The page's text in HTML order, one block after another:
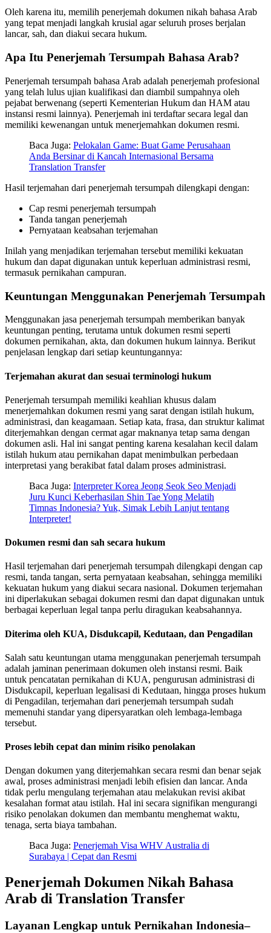
Oleh karena itu, memilih penerjemah dokumen nikah bahasa Arab
yang tepat menjadi langkah krusial agar seluruh proses berjalan
lancar, sah, dan diakui secara hukum.
Apa Itu Penerjemah Tersumpah Bahasa Arab?
Penerjemah tersumpah bahasa Arab adalah penerjemah profesional
yang telah lulus ujian kualifikasi dan diambil sumpahnya oleh
pejabat berwenang (seperti Kementerian Hukum dan HAM atau
instansi resmi lainnya). Penerjemah ini terdaftar secara legal dan
memiliki kewenangan untuk menerjemahkan dokumen resmi.
Baca Juga: Pelokalan Game: Buat Game Perusahaan
Anda Bersinar di Kancah Internasional Bersama
Translation Transfer
Hasil terjemahan dari penerjemah tersumpah dilengkapi dengan:
Cap resmi penerjemah tersumpah
Tanda tangan penerjemah
Pernyataan keabsahan terjemahan
Inilah yang menjadikan terjemahan tersebut memiliki kekuatan
hukum dan dapat digunakan untuk keperluan administrasi resmi,
termasuk pernikahan campuran.
Keuntungan Menggunakan Penerjemah Tersumpah
Menggunakan jasa penerjemah tersumpah memberikan banyak
keuntungan penting, terutama untuk dokumen resmi seperti
dokumen pernikahan, akta, dan dokumen hukum lainnya. Berikut
penjelasan lengkap dari setiap keuntungannya:
Terjemahan akurat dan sesuai terminologi hukum
Penerjemah tersumpah memiliki keahlian khusus dalam
menerjemahkan dokumen resmi yang sarat dengan istilah hukum,
administrasi, dan keagamaan. Setiap kata, frasa, dan struktur kalimat
diterjemahkan dengan cermat agar maknanya tetap sama dengan
dokumen asli. Hal ini sangat penting karena kesalahan kecil dalam
istilah hukum atau pernikahan dapat menimbulkan perbedaan
interpretasi yang berakibat fatal dalam proses administrasi.
Baca Juga: Interpreter Korea Jeong Seok Seo Menjadi
Juru Kunci Keberhasilan Shin Tae Yong Melatih
Timnas Indonesia? Yuk, Simak Lebih Lanjut tentang
Interpreter!
Dokumen resmi dan sah secara hukum
Hasil terjemahan dari penerjemah tersumpah dilengkapi dengan cap
resmi, tanda tangan, serta pernyataan keabsahan, sehingga memiliki
kekuatan hukum yang diakui secara nasional. Dokumen terjemahan
ini diperlakukan sebagai dokumen resmi dan dapat digunakan untuk
berbagai keperluan legal tanpa perlu diragukan keabsahannya.
Diterima oleh KUA, Disdukcapil, Kedutaan, dan Pengadilan
Salah satu keuntungan utama menggunakan penerjemah tersumpah
adalah jaminan penerimaan dokumen oleh instansi resmi. Baik
untuk pencatatan pernikahan di KUA, pengurusan administrasi di
Disdukcapil, keperluan legalisasi di Kedutaan, hingga proses hukum
di Pengadilan, terjemahan dari penerjemah tersumpah sudah
memenuhi standar yang dipersyaratkan oleh lembaga-lembaga
tersebut.
Proses lebih cepat dan minim risiko penolakan
Dengan dokumen yang diterjemahkan secara resmi dan benar sejak
awal, proses administrasi menjadi lebih efisien dan lancar. Anda
tidak perlu mengulang terjemahan atau melakukan revisi akibat
kesalahan format atau istilah. Hal ini secara signifikan mengurangi
risiko penolakan dokumen dan membantu menghemat waktu,
tenaga, serta biaya tambahan.
Baca Juga: Penerjemah Visa WHV Australia di
Surabaya | Cepat dan Resmi
Penerjemah Dokumen Nikah Bahasa
Arab di Translation Transfer
Layanan Lengkap untuk Pernikahan Indonesia–